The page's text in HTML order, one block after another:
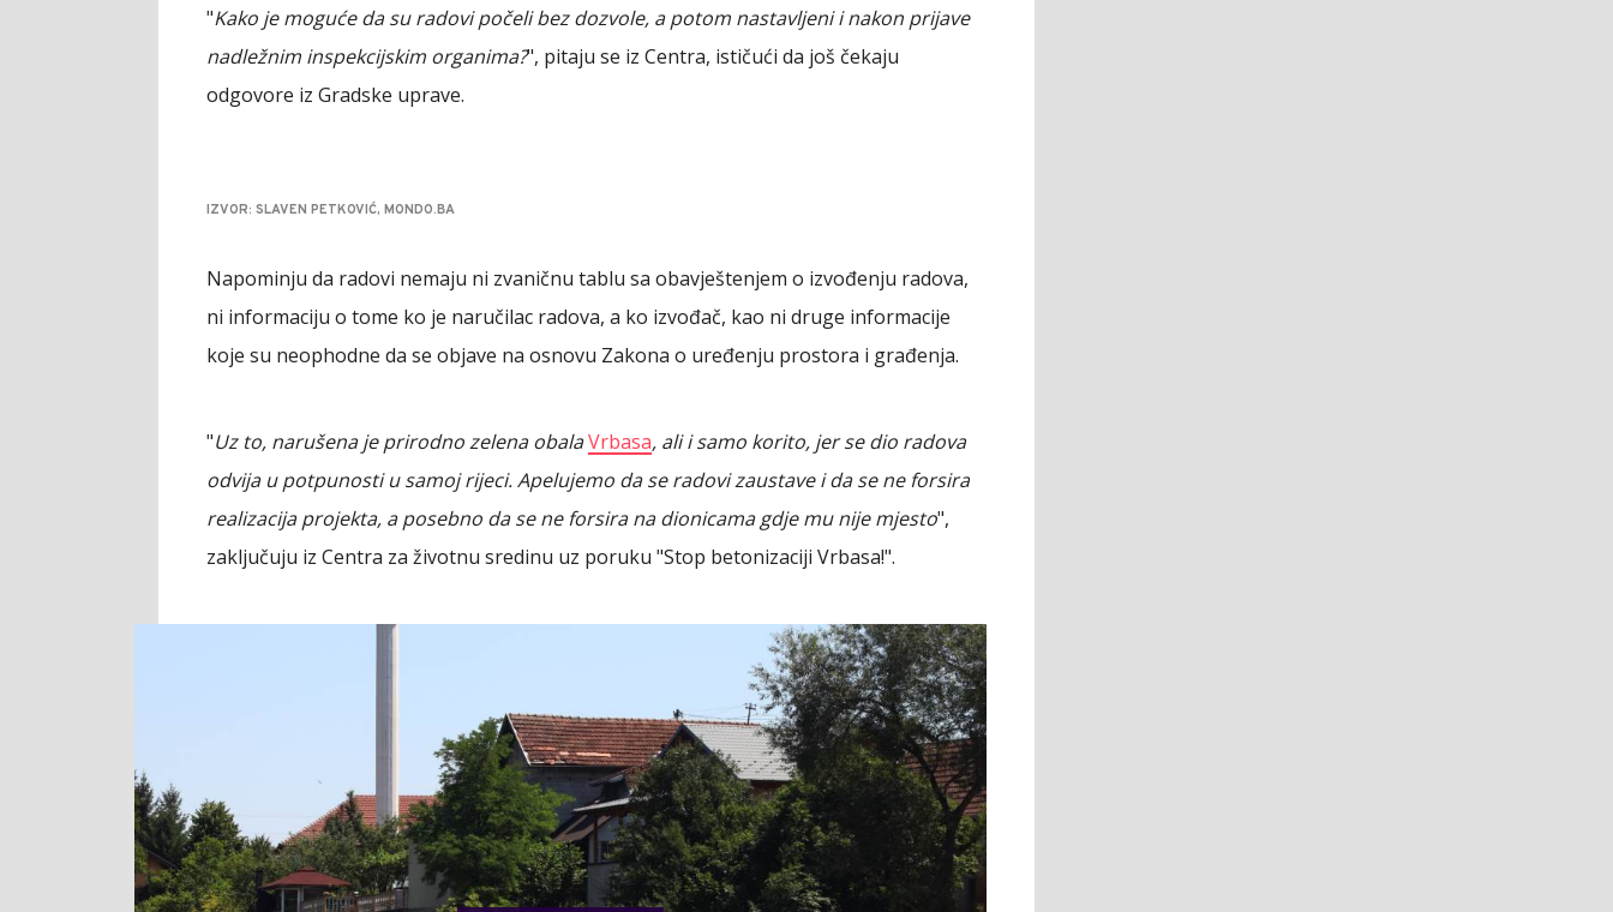
"Kako je moguće da su radovi počeli bez dozvole, a potom nastavljeni i nakon prijave
nadležnim inspekcijskim organima?", pitaju se iz Centra, ističući da još čekaju
odgovore iz Gradske uprave.
IZVOR: SLAVEN PETKOVIĆ, MONDO.BA
Napominju da radovi nemaju ni zvaničnu tablu sa obavještenjem o izvođenju radova,